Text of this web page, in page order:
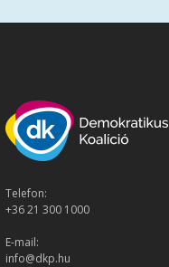
Telefon:
+36 21 300 1000
E-mail:
info@dkp.hu